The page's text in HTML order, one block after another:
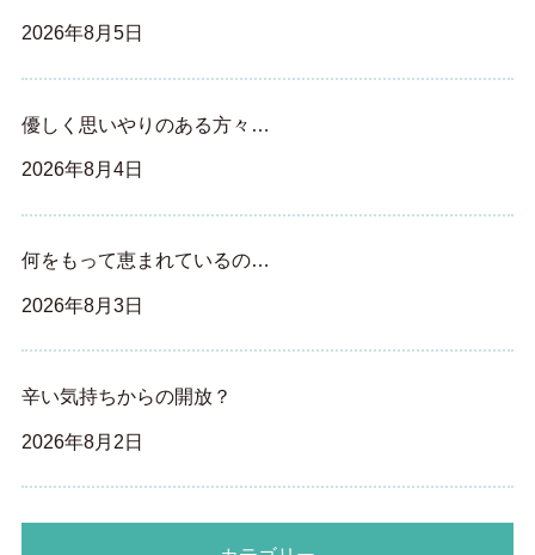
2026年8月5日
優しく思いやりのある方々…
2026年8月4日
何をもって恵まれているの…
2026年8月3日
辛い気持ちからの開放？
2026年8月2日